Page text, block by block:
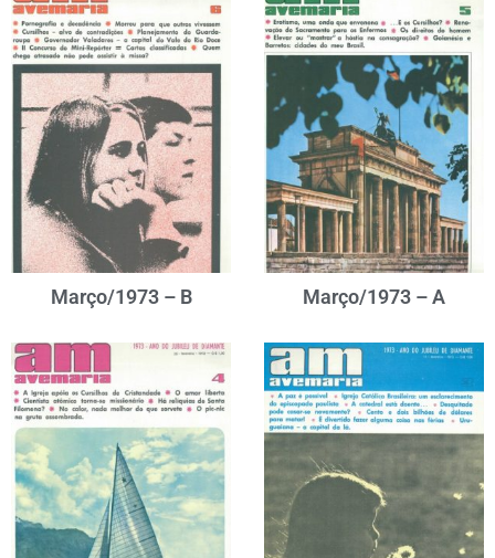
Março/1973 – B Março/1973 – A